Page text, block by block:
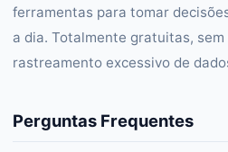
ferramentas para tomar
a dia. Totalmente gratuitas, sem
rastreamento excessivo de
Perguntas Frequentes